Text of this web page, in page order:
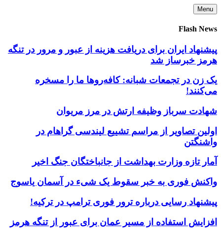
Skip
to
content
Menu
Flash News
پیشنهاد ایران برای دریافت هزینه از عبور و مرور در تنگه
هرمز خبرساز شد
یک زن در تجمعات شبانه: کافه‌روها ما را مسخره
می‌کنند!
شهادت سرباز وظیفه ارتش در مرز مریوان
اولین تصاویر از مراسم تشییع لیندسی گراهام در
واشنگتن
آمار تازه وزارت بهداشت از جانباختگان جنگ اخیر
واکنش فوری به خبر سقوط یک شیء در آسمان یاسوج
پیشنهاد رسایی درباره ترور فوری ترامپ در ترکیه!
افزایش استفاده از مسیر عمان برای عبور از تنگه هرمز